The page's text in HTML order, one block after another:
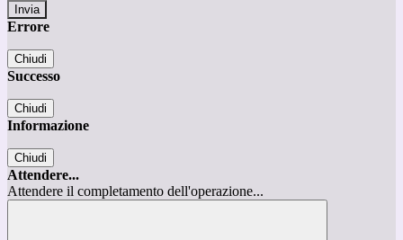
Errore
Chiudi
Successo
Chiudi
Informazione
Chiudi
Attendere...
Attendere il completamento dell'operazione...